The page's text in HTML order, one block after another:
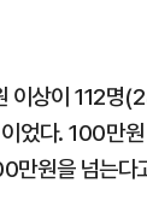
이상이 112명
었다. 100만
만원을 넘는다